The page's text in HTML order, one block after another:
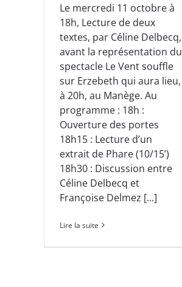
Le mercredi 11 octobre à
18h, Lecture de deux
textes, par Céline Delbecq,
avant la représentation du
spectacle Le Vent souffle
sur Erzebeth qui aura lieu,
à 20h, au Manège. Au
programme : 18h :
Ouverture des portes
18h15 : Lecture d’un
extrait de Phare (10/15’)
18h30 : Discussion entre
Céline Delbecq et
Françoise Delmez [...]
Lire la suite